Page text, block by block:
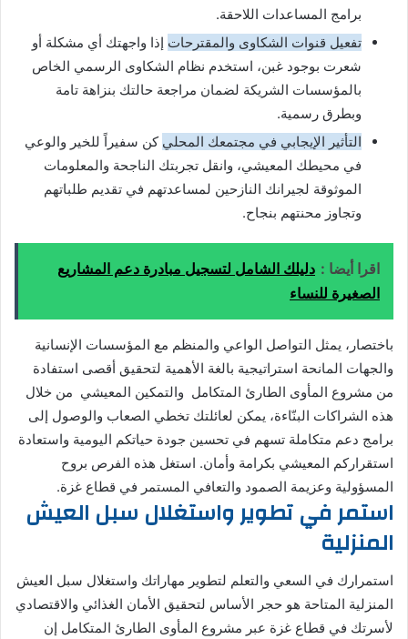
برامج المساعدات اللاحقة.
تفعيل قنوات الشكاوى والمقترحات إذا واجهتك أي مشكلة أو
شعرت بوجود غبن، استخدم نظام الشكاوى الرسمي الخاص
بالمؤسسات الشريكة لضمان مراجعة حالتك بنزاهة تامة
وبطرق رسمية.
التأثير الإيجابي في مجتمعك المحلي كن سفيراً للخير والوعي
في محيطك المعيشي، وانقل تجربتك الناجحة والمعلومات
الموثوقة لجيرانك النازحين لمساعدتهم في تقديم طلباتهم
وتجاوز محنتهم بنجاح.
اقرا أيضا : دليلك الشامل لتسجيل مبادرة دعم المشاريع
الصغيرة للنساء
باختصار، يمثل التواصل الواعي والمنظم مع المؤسسات الإنسانية
والجهات المانحة استراتيجية بالغة الأهمية لتحقيق أقصى استفادة
من مشروع المأوى الطارئ المتكامل والتمكين المعيشي من خلال
هذه الشراكات البنّاءة، يمكن لعائلتك تخطي الصعاب والوصول إلى
برامج دعم متكاملة تسهم في تحسين جودة حياتكم اليومية واستعادة
استقراركم المعيشي بكرامة وأمان. استغل هذه الفرص بروح
المسؤولية وعزيمة الصمود والتعافي المستمر في قطاع غزة.
استمر في تطوير واستغلال سبل العيش
المنزلية
استمرارك في السعي والتعلم لتطوير مهاراتك واستغلال سبل العيش
المنزلية المتاحة هو حجر الأساس لتحقيق الأمان الغذائي والاقتصادي
لأسرتك في قطاع غزة عبر مشروع المأوى الطارئ المتكامل إن